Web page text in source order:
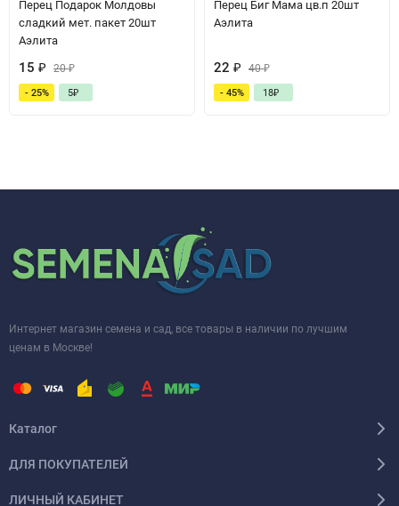
Перец Подарок Молдовы
сладкий мет. пакет 20шт
Аэлита
15 ₽ 20₽
- 25% 5₽
Перец Биг Мама цв.п 20шт
Аэлита
22 ₽ 40₽
- 45% 18₽
Интернет магазин семена и сад, все товары в наличии по лучшим
ценам в Москве!
Каталог
ДЛЯ ПОКУПАТЕЛЕЙ
ЛИЧНЫЙ КАБИНЕТ